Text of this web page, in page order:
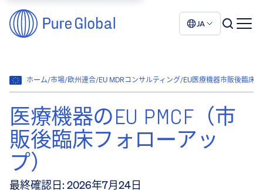
JA
ホーム/市場/欧州連合/EU MDRコンサルティング/EU医療機器市販後臨床
医療機器のEU PMCF（市
販後臨床フォローアッ
プ）
最終確認日: 2026年7月24日